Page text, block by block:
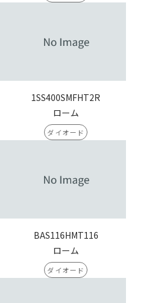
1SS400SMFHT2R
ローム
ダイオード
BAS116HMT116
ローム
ダイオード